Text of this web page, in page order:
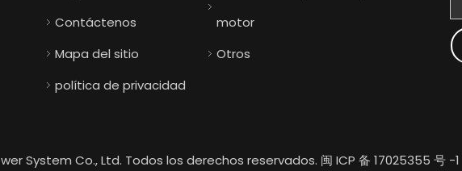
Contáctenos
Mapa del sitio
política de privacidad
motor
Otros
System Co., Ltd. Todos los derechos reservados. 闽 ICP 备 17025355 号 -1